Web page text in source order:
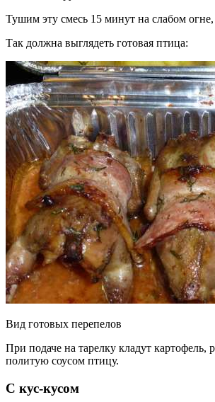
Тушим эту смесь 15 минут на слабом
Так должна выглядеть готовая птица:
Вид готовых перепелов
При подаче на тарелку кладут картофель,
политую соусом птицу.
С кус-кусом